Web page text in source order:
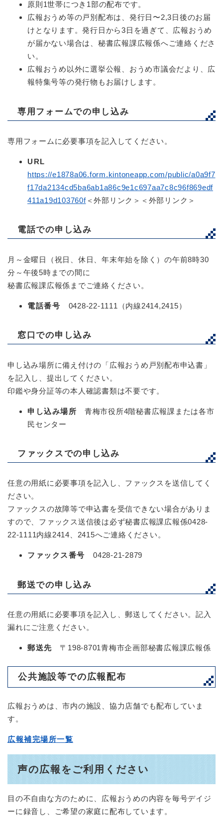
原則1世帯につき1部の配布です。
広報おうめ等の戸別配布は、発行日〜2,3日後のお届
けとなります。発行日から3日を過ぎて、広報おうめ
が届かない場合は、秘書広報課広報係へご連絡くださ
い。
広報おうめ以外に選挙公報、おうめ市議会だより、広
報特集号等の発行物もお届けします。
専用フォームでの申し込み
専用フォームに必要事項を記入してください。
URL
https://e1878a06.form.kintoneapp.com/public/a0a9f7
f17da2134cd5ba6ab1a86c9e1c697aa7c8c96f869edf
411a19d103760f＜外部リンク＞ ＜外部リンク＞
電話での申し込み
月～金曜日（祝日、休日、年末年始を除く）の午前8時30
分～午後5時までの間に
秘書広報課広報係までご連絡ください。
電話番号 0428-22-1111（内線2414,2415）
窓口での申し込み
申し込み場所に備え付けの「広報おうめ戸別配布申込書」
を記入し、提出してください。
印鑑や身分証等の本人確認書類は不要です。
申し込み場所 青梅市役所4階秘書広報課または各市
民センター
ファックスでの申し込み
任意の用紙に必要事項を記入し、ファックスを送信してく
ださい。
ファックスの故障等で申込書を受信できない場合がありま
すので、ファックス送信後は必ず秘書広報課広報係0428-
22-1111内線2414、2415へご連絡ください。
ファックス番号 0428-21-2879
郵送での申し込み
任意の用紙に必要事項を記入し、郵送してください。記入
漏れにご注意ください。
郵送先 〒198-8701青梅市企画部秘書広報課広報係
公共施設等での広報配布
広報おうめは、市内の施設、協力店舗でも配布していま
す。
広報補完場所一覧
声の広報をご利用ください
目の不自由な方のために、広報おうめの内容を毎号デイジ
ーに録音し、ご希望の家庭に配布しています。